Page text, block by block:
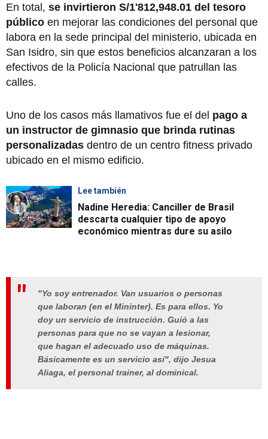
En total, se invirtieron S/1'812,948.01 del tesoro
público en mejorar las condiciones del personal que
labora en la sede principal del ministerio, ubicada en
San Isidro, sin que estos beneficios alcanzaran a los
efectivos de la Policía Nacional que patrullan las
calles.
Uno de los casos más llamativos fue el del pago a
un instructor de gimnasio que brinda rutinas
personalizadas dentro de un centro fitness privado
ubicado en el mismo edificio.
Lee también
Nadine Heredia: Canciller de Brasil
descarta cualquier tipo de apoyo
económico mientras dure su asilo
"Yo soy entrenador. Van usuarios o personas
que laboran (en el Mininter). Es para ellos. Yo
doy un servicio de instrucción. Guió a las
personas para que no se vayan a lesionar,
que hagan el adecuado uso de máquinas.
Básicamente es un servicio así", dijo Jesua
Aliaga, el personal trainer, al dominical.